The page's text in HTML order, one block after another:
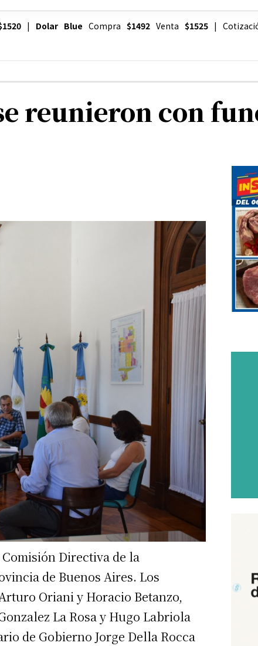
| Dolar Blue Compra $1492Venta $1525|
reunieron con
Directiva de la
de Buenos Aires. Los
Oriani y Horacio Betanzo,
La Rosa y Hugo Labriola
de Gobierno Jorge Della Rocca